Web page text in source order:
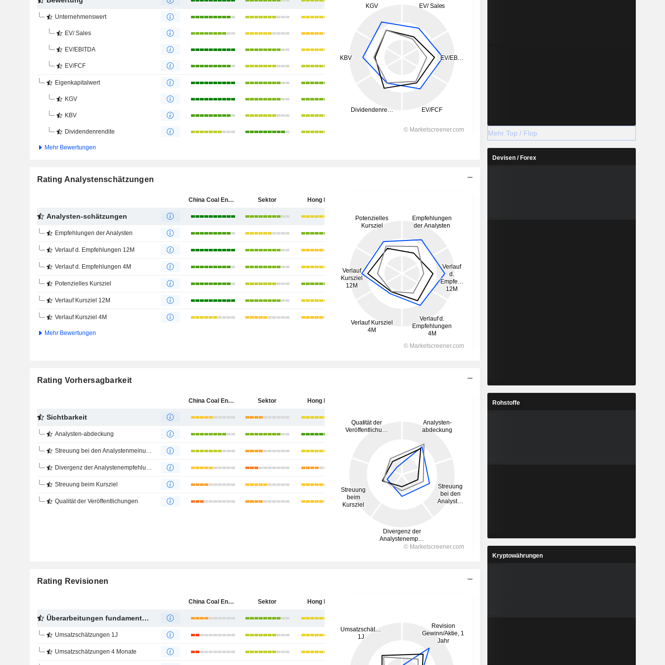
Unternehmenswert
EV/ Sales
EV/EBITDA
EV/FCF
Eigenkapitalwert
KGV
KBV
Dividendenrendite
Mehr Bewertungen
Rating Analystenschätzungen
China Coal Energy Company Limited Sektor Hong Kong
Analysten-schätzungen
Empfehlungen der Analysten
Verlauf d. Empfehlungen 12M
Verlauf d. Empfehlungen 4M
Potenzielles Kursziel
Verlauf Kursziel 12M
Verlauf Kursziel 4M
Mehr Bewertungen
Rating Vorhersagbarkeit
China Coal Energy Company Limited Sektor Hong Kong
Sichtbarkeit
Analysten-abdeckung
Streuung bei den Analystenmeinungen
Divergenz der Analystenempfehlungen
Streuung beim Kursziel
Qualität der Veröffentlichungen
Rating Revisionen
China Coal Energy Company Limited Sektor Hong Kong
Überarbeitungen fundamentaler Schätzungen
Umsatzschätzungen 1J
Umsatzschätzungen 4 Monate
Mehr Top / Flop
Devisen / Forex
Rohstoffe
Kryptowährungen